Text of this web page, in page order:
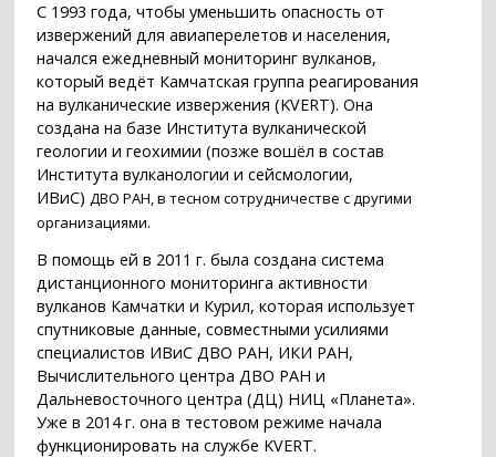
С 1993 года, чтобы уменьшить опасность от
извержений для авиаперелетов и населения,
начался ежедневный мониторинг вулканов,
который ведёт Камчатская группа реагирования
на вулканические извержения (KVERT). Она
создана на базе Института вулканической
геологии и геохимии (позже вошёл в состав
Института вулканологии и сейсмологии,
ИВиС)ДВО РАН, в тесном сотрудничестве с другими
организациями.
В помощь ей в 2011 г. была создана система
дистанционного мониторинга активности
вулканов Камчатки и Курил, которая использует
спутниковые данные, совместными усилиями
специалистов ИВиС ДВО РАН, ИКИ РАН,
Вычислительного центра ДВО РАН и
Дальневосточного центра (ДЦ) НИЦ «Планета».
Уже в 2014 г. она в тестовом режиме начала
функционировать на службе KVERT.